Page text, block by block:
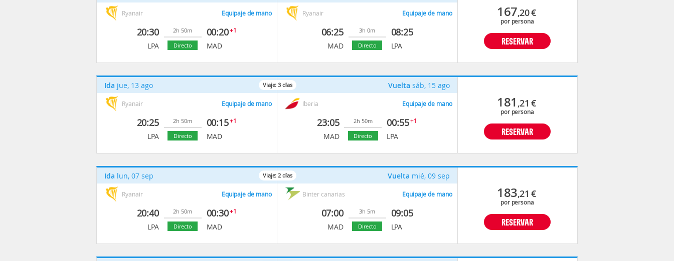
Ryanair Equipaje de mano
20:30
LPA
2h 50m
Directo
00:20+1
MAD
Ryanair Equipaje de mano
06:25
MAD
3h 0m
Directo
08:25
LPA
167,20€
por persona
RESERVAR
Viaje: 3 días
Ida jue, 13 ago
Ryanair Equipaje de mano
20:25
LPA
2h 50m
Directo
00:15+1
MAD
Vuelta sáb, 15 ago
Iberia Equipaje de mano
23:05
MAD
2h 50m
Directo
00:55+1
LPA
181 ,21 €
por persona
RESERVAR
Viaje: 2días
Ida lun, 07 sep
Ryanair Equipaje de mano
20:40
LPA
2h 50m
Directo
00:30+1
MAD
Vuelta mié, 09 sep
Binter canarias Equipaje de mano
07:00
MAD
3h 5m
Directo
09:05
LPA
183,21 €
por persona
RESERVAR